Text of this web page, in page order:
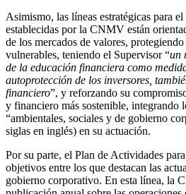
Asimismo, las líneas estratégicas para
establecidas por la CNMV están
de los mercados de valores,
vulnerables, teniendo el Supervisor “un
de la educación financiera como
autoprotección de los inversores,
financiero”, y reforzando su
y financiero más sostenible, integrando
“ambientales, sociales y de gobierno
siglas en inglés) en su actuación.
Por su parte, el Plan de Actividades
objetivos entre los que destacan las
gobierno corporativo. En esta línea, la